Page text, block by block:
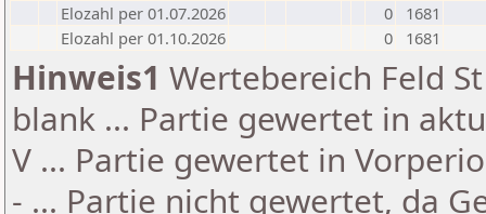
Elozahl per 01.07.2026
0
1681
Elozahl per 01.10.2026
0 1681
Hinweis1 Wertebereich Feld
blank ... Partie gewertet in
V ... Partie gewertet in
- ... Partie nicht gewertet, da